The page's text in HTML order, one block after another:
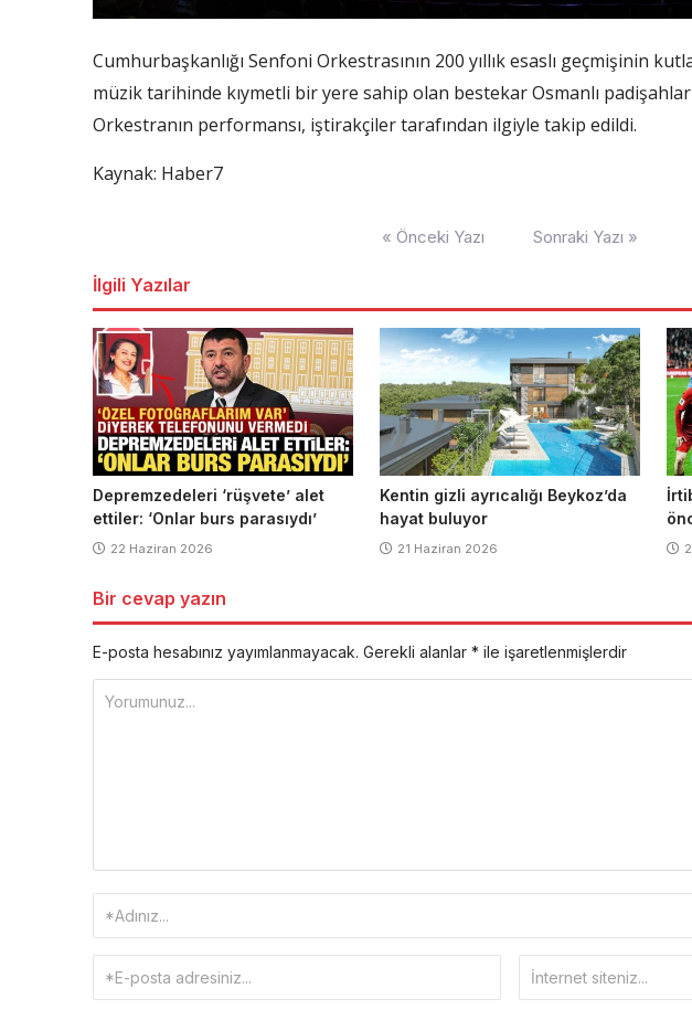
Cumhurbaşkanlığı Senfoni Orkestrasının 200 yıllık esaslı geçmişinin
müzik tarihinde kıymetli bir yere sahip olan bestekar Osmanlı
Orkestranın performansı, iştirakçiler tarafından ilgiyle takip edildi.
Kaynak: Haber7
« Önceki Yazı Sonraki Yazı »
İlgili Yazılar
Depremzedeleri ‘rüşvete’ alet
ettiler: ‘Onlar burs parasıydı’
22 Haziran 2026
Kentin gizli ayrıcalığı Beykoz’da
hayat buluyor
21 Haziran 2026
Bir cevap yazın
E-posta hesabınız yayımlanmayacak. Gerekli alanlar * ile işaretlenmişlerdir